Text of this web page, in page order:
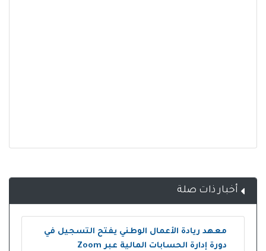
أخبار ذات صلة
معهد ريادة الأعمال الوطني يفتح التسجيل في
دورة إدارة الحسابات المالية عبر Zoom